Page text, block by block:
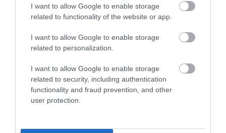
I want to allow Google to enable storage
related to functionality of the website or app.
I want to allow Google to enable storage
related to personalization.
I want to allow Google to enable storage
related to security, including authentication
functionality and fraud prevention, and other
user protection.
Nikola Tesla találmányairól kiderült, hogy a
azután is, hogy lejegyezte őket. Azonban
senkinek sem lehet mindig 100
tévedett, gyakran hatalmasat.
Az eset, amikor Nikola Tesla
azt hitte, hogy idegenekkel…
HAMU ÉS GYÉMÁNT